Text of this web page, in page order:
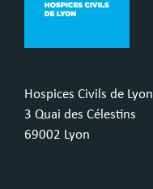
Hospices Civils de Lyon
3 Quai des Célestins
69002 Lyon